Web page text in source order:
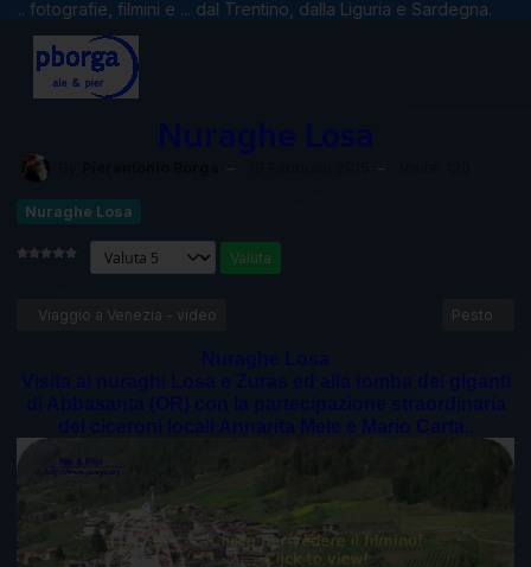
filmini e ... dal Trentino, dalla Liguria e Sardegna.
Nuraghe Losa
Nuraghe Losa
Valuta
Articolo precedente: Viaggio a Venezia - video
Viaggio a Venezia - video Articolo
Pesto
Nuraghe Losa
Visita ai nuraghi Losa e Zuras ed alla tomba dei giganti
di Abbasanta (OR) con la partecipazione straordinaria
dei ciceroni locali Annarita Mele e Mario Carta..